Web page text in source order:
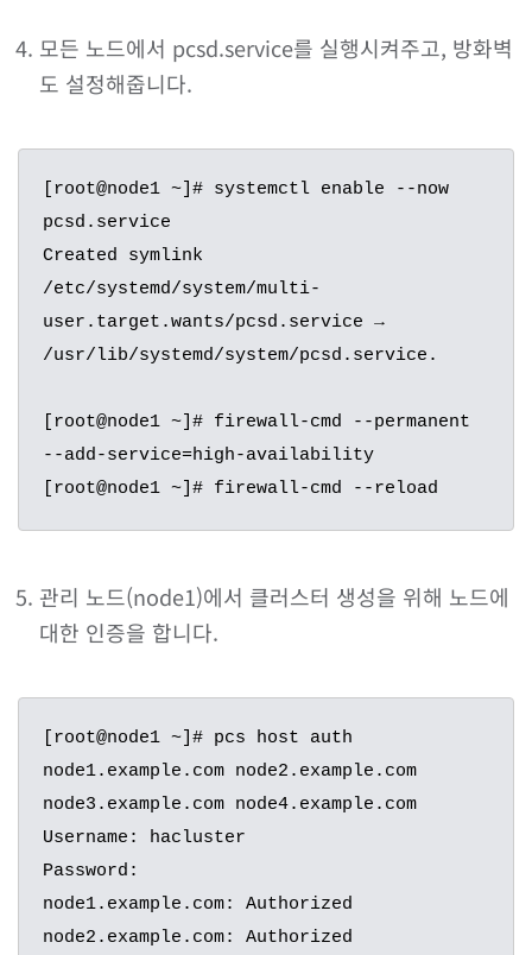
모든 노드에서 pcsd.service를 실행시켜주고, 방화벽
도 설정해줍니다.
[root@node1 ~]# systemctl enable --now
pcsd.service
Created symlink
/etc/systemd/system/multi-
user.target.wants/pcsd.service →
/usr/lib/systemd/system/pcsd.service.
[root@node1 ~]# firewall-cmd --permanent
--add-service=high-availability
[root@node1 ~]# firewall-cmd --reload
관리 노드(node1)에서 클러스터 생성을 위해 노드에
대한 인증을 합니다.
[root@node1 ~]# pcs host auth
node1.example.com node2.example.com
node3.example.com node4.example.com
Username: hacluster
Password:
node1.example.com: Authorized
node2.example.com: Authorized